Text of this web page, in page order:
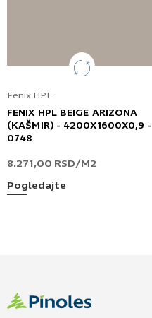
Fenix HPL
FENIX HPL BEIGE ARIZONA
(KAŠMIR) - 4200X1600X0,9 -
0748
8.271,00 RSD/M2
Pogledajte